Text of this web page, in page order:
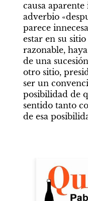
causa
adverbio
parece
estar en su
razonable,
de una
otro sitio,
ser un
posibilidad de
sentido tanto
de esa